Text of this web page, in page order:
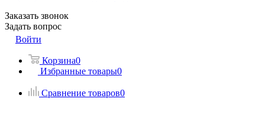
Заказать звонок
Задать вопрос
Войти
Корзина0
Избранные товары0
Сравнение товаров0